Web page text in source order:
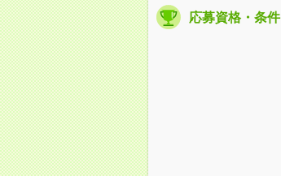
応募資格・条件